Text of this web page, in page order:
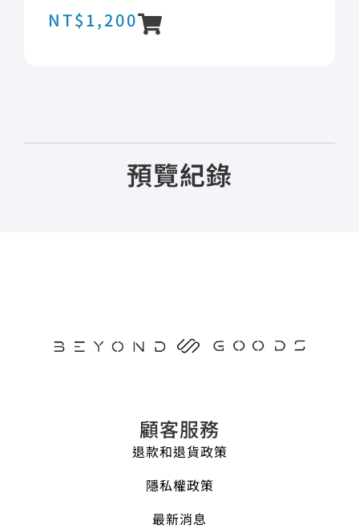
NT$1,200
預覽紀錄
顧客服務
退款和退貨政策
隱私權政策
最新消息